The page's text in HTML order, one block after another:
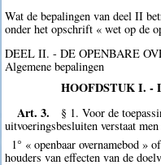
Wat de bepalingen van deel II
onder het opschrift « wet op de
DEEL II. - DE OPENBARE
Algemene bepalingen
HOOFDSTUK I. -
Art. 3.
§ 1. Voor de
uitvoeringsbesluiten verstaat
1° « openbaar overnamebod »
houders van effecten van de